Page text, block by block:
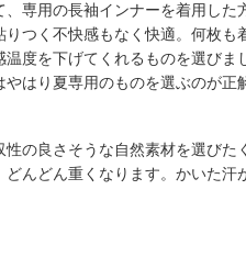
専用の長袖インナーを着用した
つく不快感もなく快適。何枚も
度を下げてくれるものを選び
はり夏専用のものを選ぶのが正
の良さそうな自然素材を選びた
んどん重くなります。かいた